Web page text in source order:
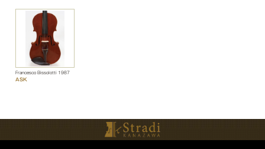
Francesco Bissolotti 1987
ASK